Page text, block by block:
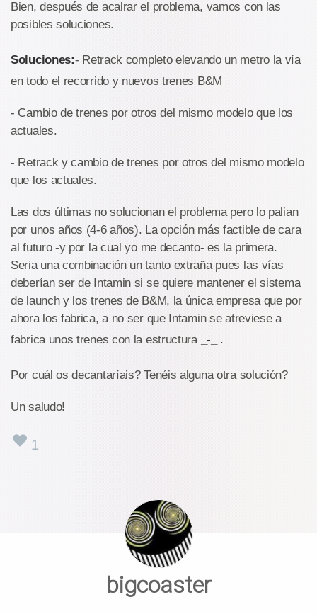
Bien, después de acalrar el problema, vamos con las
posibles soluciones.
Soluciones:- Retrack completo elevando un metro la vía
en todo el recorrido y nuevos trenes B&M
- Cambio de trenes por otros del mismo modelo que los
actuales.
- Retrack y cambio de trenes por otros del mismo modelo
que los actuales.
Las dos últimas no solucionan el problema pero lo palian
por unos años (4-6 años). La opción más factible de cara
al futuro -y por la cual yo me decanto- es la primera.
Seria una combinación un tanto extraña pues las vías
deberían ser de Intamin si se quiere mantener el sistema
de launch y los trenes de B&M, la única empresa que por
ahora los fabrica, a no ser que Intamin se atreviese a
fabrica unos trenes con la estructura
_-_ .
Por cuál os decantaríais? Tenéis alguna otra solución?
Un saludo!
1
bigcoaster